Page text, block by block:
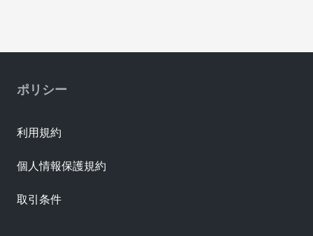
ポリシー
利用規約
個人情報保護規約
取引条件